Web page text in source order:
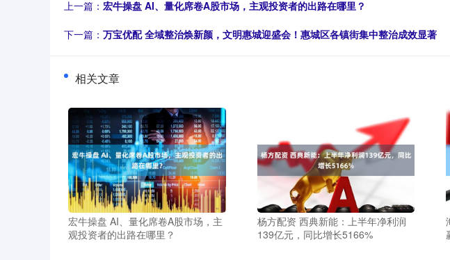
上一篇： 宏牛操盘 AI、量化席卷A股市场，主观投资者的出路在哪里？
下一篇： 万宝优配 全域整治焕新颜，文明惠城迎盛会！惠城区各镇街集中整治成效显著
相关文章
宏牛操盘 AI、量化席卷A股市场，主
观投资者的出路在哪里？
杨方配资 西典新能：上半年净利润
139亿元，同比增长5166%